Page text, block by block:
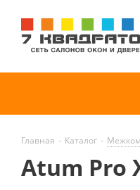
Главная - Каталог -
Atum Pro